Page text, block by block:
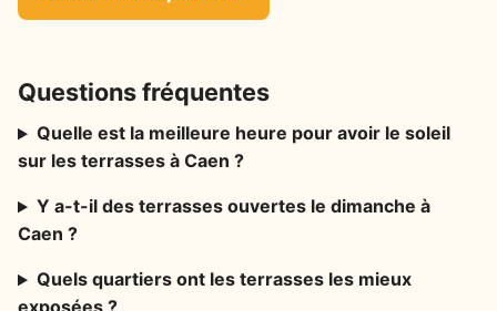
Questions fréquentes
Quelle est la meilleure heure pour avoir le soleil
sur les terrasses à Caen ?
Y a-t-il des terrasses ouvertes le dimanche à
Caen ?
Quels quartiers ont les terrasses les mieux